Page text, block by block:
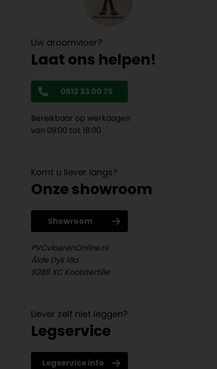
Uw droomvloer?
Laat ons helpen!
0512 33 00 75
Bereikbaar op werkdagen
van 09:00 tot 18:00
Komt u liever langs?
Onze showroom
Showroom
PVCvloerenOnline.nl
Âlde Dyk 18a
9288 XC Kootstertille
Liever zelf niet leggen?
Legservice
Legservice info